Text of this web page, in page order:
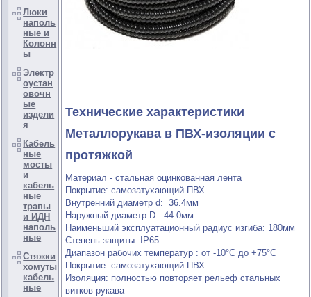
Люки
наполь
ные и
Колонн
ы
Электр
оустан
овочн
ые
издели
я
Кабель
ные
мосты
и
кабель
ные
трапы
и ИДН
наполь
ные
Стяжки
хомуты
кабель
ные
Технические характеристики
Металлорукава в ПВХ-изоляции с
протяжкой
Материал - стальная оцинкованная лента
Покрытие: самозатухающий ПВХ
Внутренний диаметр d: 36.4мм
Наружный диаметр D: 44.0мм
Наименьший эксплуатационный радиус изгиба: 180мм
Степень защиты: IP65
Диапазон рабочих температур : от -10°С до +75°С
Покрытие: самозатухающий ПВХ
Изоляция: полностью повторяет рельеф стальных
витков рукава